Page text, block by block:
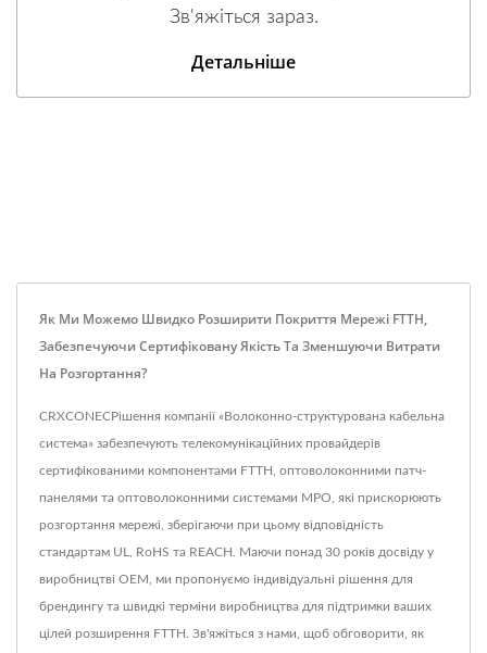
Зв'яжіться зараз.
Детальніше
Як Ми Можемо Швидко Розширити Покриття Мережі FTTH,
Забезпечуючи Сертифіковану Якість Та Зменшуючи Витрати
На Розгортання?
CRXCONECРішення компанії «Волоконно-структурована кабельна
система» забезпечують телекомунікаційних провайдерів
сертифікованими компонентами FTTH, оптоволоконними патч-
панелями та оптоволоконними системами MPO, які прискорюють
розгортання мережі, зберігаючи при цьому відповідність
стандартам UL, RoHS та REACH. Маючи понад 30 років досвіду у
виробництві OEM, ми пропонуємо індивідуальні рішення для
брендингу та швидкі терміни виробництва для підтримки ваших
цілей розширення FTTH. Зв'яжіться з нами, щоб обговорити, як